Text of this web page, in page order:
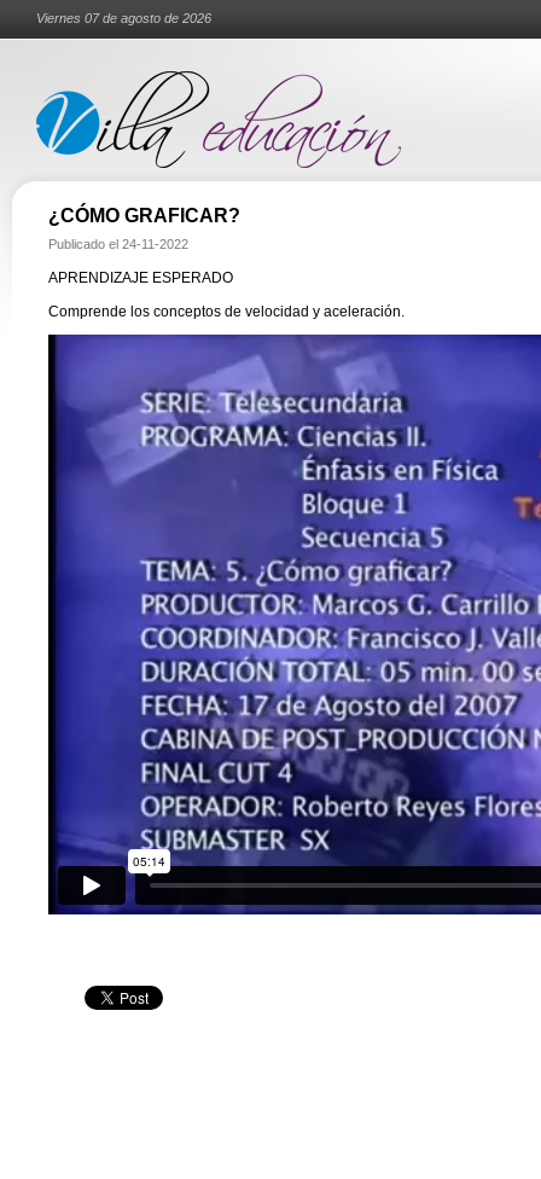
Viernes 07 de agosto de 2026
¿CÓMO GRAFICAR?
Publicado el 24-11-2022
APRENDIZAJE ESPERADO
Comprende los conceptos de velocidad y aceleración.